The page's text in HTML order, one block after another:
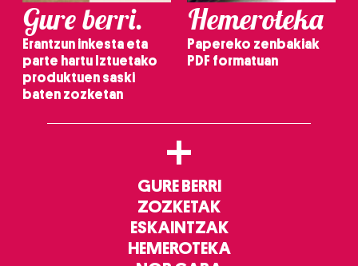
Gure berri.
Erantzun inkesta eta
parte hartu Iztuetako
produktuen saski
baten zozketan
Hemeroteka
Papereko zenbakiak
PDF formatuan
+
GURE BERRI
ZOZKETAK
ESKAINTZAK
HEMEROTEKA